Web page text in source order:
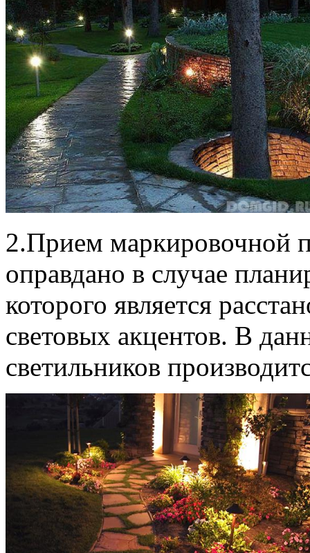
2.Прием маркировочной
оправдано в случае
которого является
световых акцентов. В
светильников